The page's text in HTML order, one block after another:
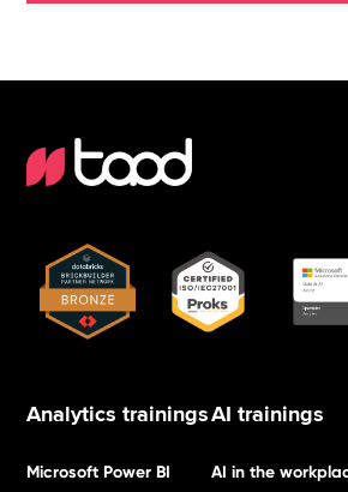
Analytics trainings
Microsoft Power BI
AI trainings
AI in the